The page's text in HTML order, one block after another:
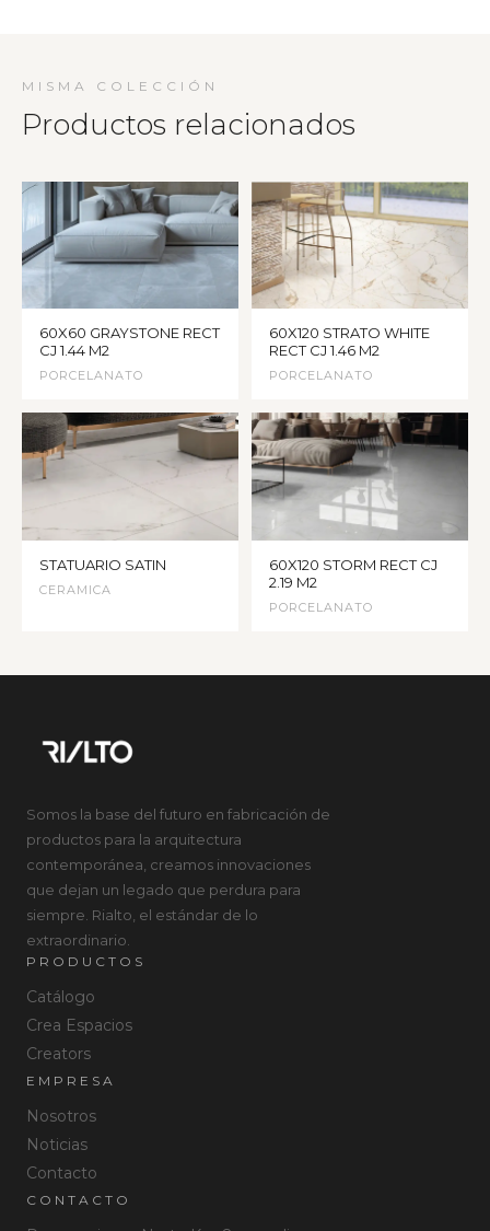
MISMA COLECCIÓN
Productos relacionados
60X60 GRAYSTONE RECT
CJ 1.44 M2
PORCELANATO
60X120 STRATO WHITE
RECT CJ 1.46 M2
PORCELANATO
STATUARIO SATIN
CERAMICA
60X120 STORM RECT CJ
2.19 M2
PORCELANATO
Somos la base del futuro en fabricación de
productos para la arquitectura
contemporánea, creamos innovaciones
que dejan un legado que perdura para
siempre. Rialto, el estándar de lo
extraordinario.
PRODUCTOS
Catálogo
Crea Espacios
Creators
EMPRESA
Nosotros
Noticias
Contacto
CONTACTO